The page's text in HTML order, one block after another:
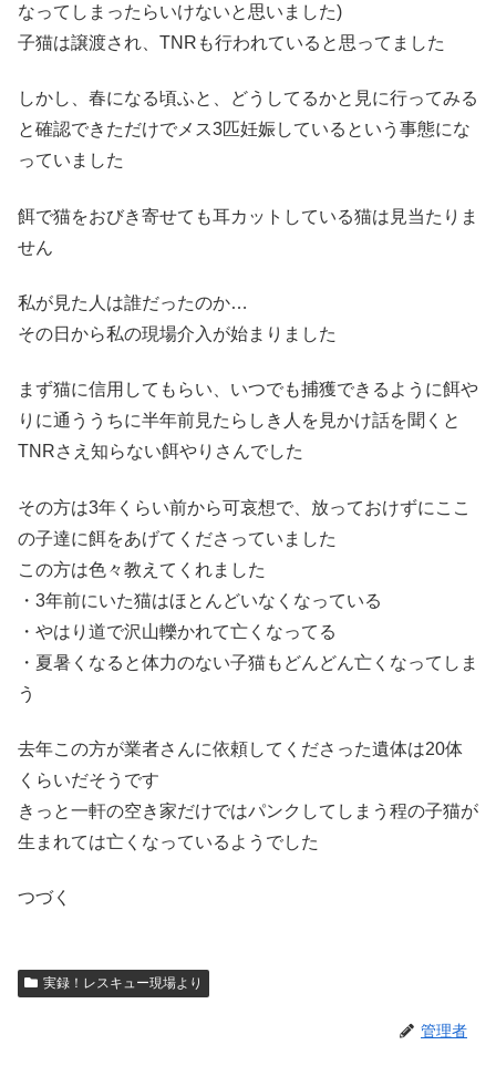
なってしまったらいけないと思いました)
子猫は譲渡され、TNRも行われていると思ってました
しかし、春になる頃ふと、どうしてるかと見に行ってみる
と確認できただけでメス3匹妊娠しているという事態にな
っていました
餌で猫をおびき寄せても耳カットしている猫は見当たりま
せん
私が見た人は誰だったのか…
その日から私の現場介入が始まりました
まず猫に信用してもらい、いつでも捕獲できるように餌や
りに通ううちに半年前見たらしき人を見かけ話を聞くと
TNRさえ知らない餌やりさんでした
その方は3年くらい前から可哀想で、放っておけずにここ
の子達に餌をあげてくださっていました
この方は色々教えてくれました
・3年前にいた猫はほとんどいなくなっている
・やはり道で沢山轢かれて亡くなってる
・夏暑くなると体力のない子猫もどんどん亡くなってしま
う
去年この方が業者さんに依頼してくださった遺体は20体
くらいだそうです
きっと一軒の空き家だけではパンクしてしまう程の子猫が
生まれては亡くなっているようでした
つづく
実録！レスキュー現場より
管理者